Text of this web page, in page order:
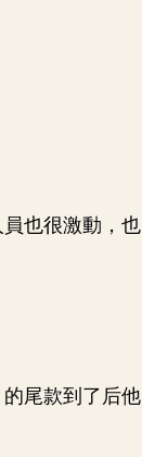
也很激動，也
尾款到了后他